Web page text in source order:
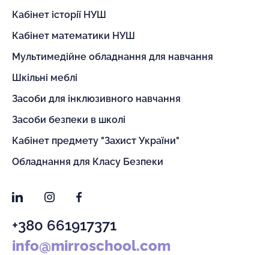
Кабінет історії НУШ
Кабінет математики НУШ
Мультимедійне обладнання для навчання
Шкільні меблі
Засоби для інклюзивного навчання
Засоби безпеки в школі
Кабінет предмету "Захист України"
Обладнання для Класу Безпеки
LinkedInInstagramFacebook
+380 661917371
info@mirroschool.com